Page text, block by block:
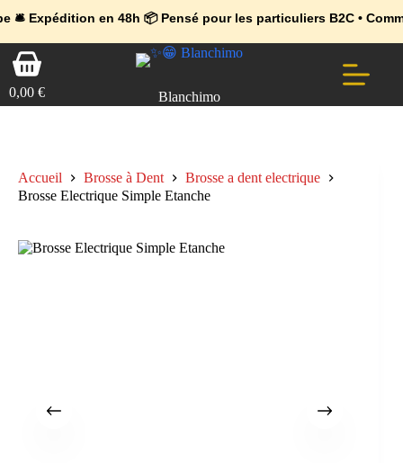
en 48h 📦 Pensé pour les particuliers B2C • Commande
🔥 Déjà adopté par les pros 👉 Passez en Espace Pro B2B 📦
💼 Offres réservées aux professionnels 🚀 Rejoignez l’Espace Pro
PasserPanier
d’achat
0,00 € Blanchimo
Accueil Brosse à Dent
Brosse a dent electrique
Brosse Electrique Simple Etanche